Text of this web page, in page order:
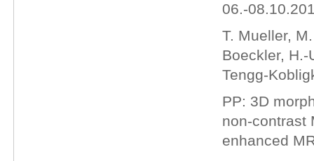
06.-
T. Mueller,
Boeckler, H.-
Tengg-
PP: 3D
non-contrast
enhanced